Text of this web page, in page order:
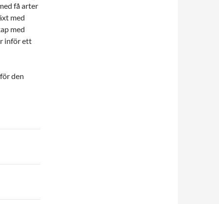
få arter
med
med
inför ett
den